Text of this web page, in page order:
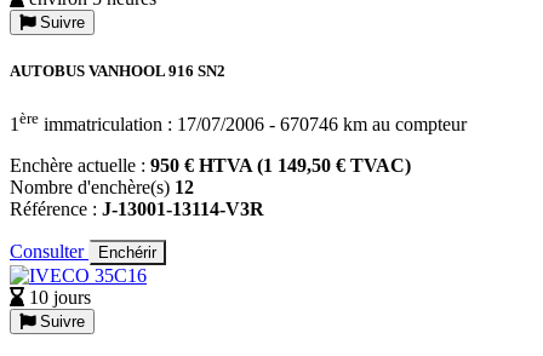
Suivre
AUTOBUS VANHOOL 916 SN2
1 ère immatriculation : 17/07/2006 - 670746 km au compteur
Enchère actuelle : 950 € HTVA (1 149,50 € TVAC)
Nombre d'enchère(s) 12
Référence : J-13001-13114-V3R
Consulter Enchérir
10 jours
Suivre